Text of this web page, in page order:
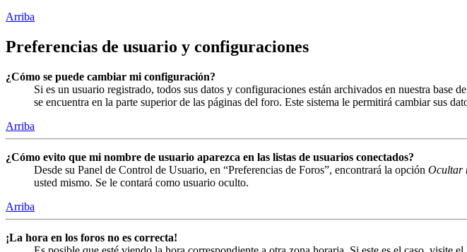
Arriba
Preferencias de usuario y configuraciones
¿Cómo se puede cambiar mi configuración?
Si es un usuario registrado, todos sus datos y configuraciones están archivados en nuestra
se encuentra en la parte superior de las páginas del foro. Este sistema le permitirá cambiar sus
Arriba
¿Cómo evito que mi nombre de usuario aparezca en las listas de usuarios conectados?
Desde su Panel de Control de Usuario, en “Preferencias de Foros”, encontrará la opción Ocultar
usted mismo. Se le contará como usuario oculto.
Arriba
¡La hora en los foros no es correcta!